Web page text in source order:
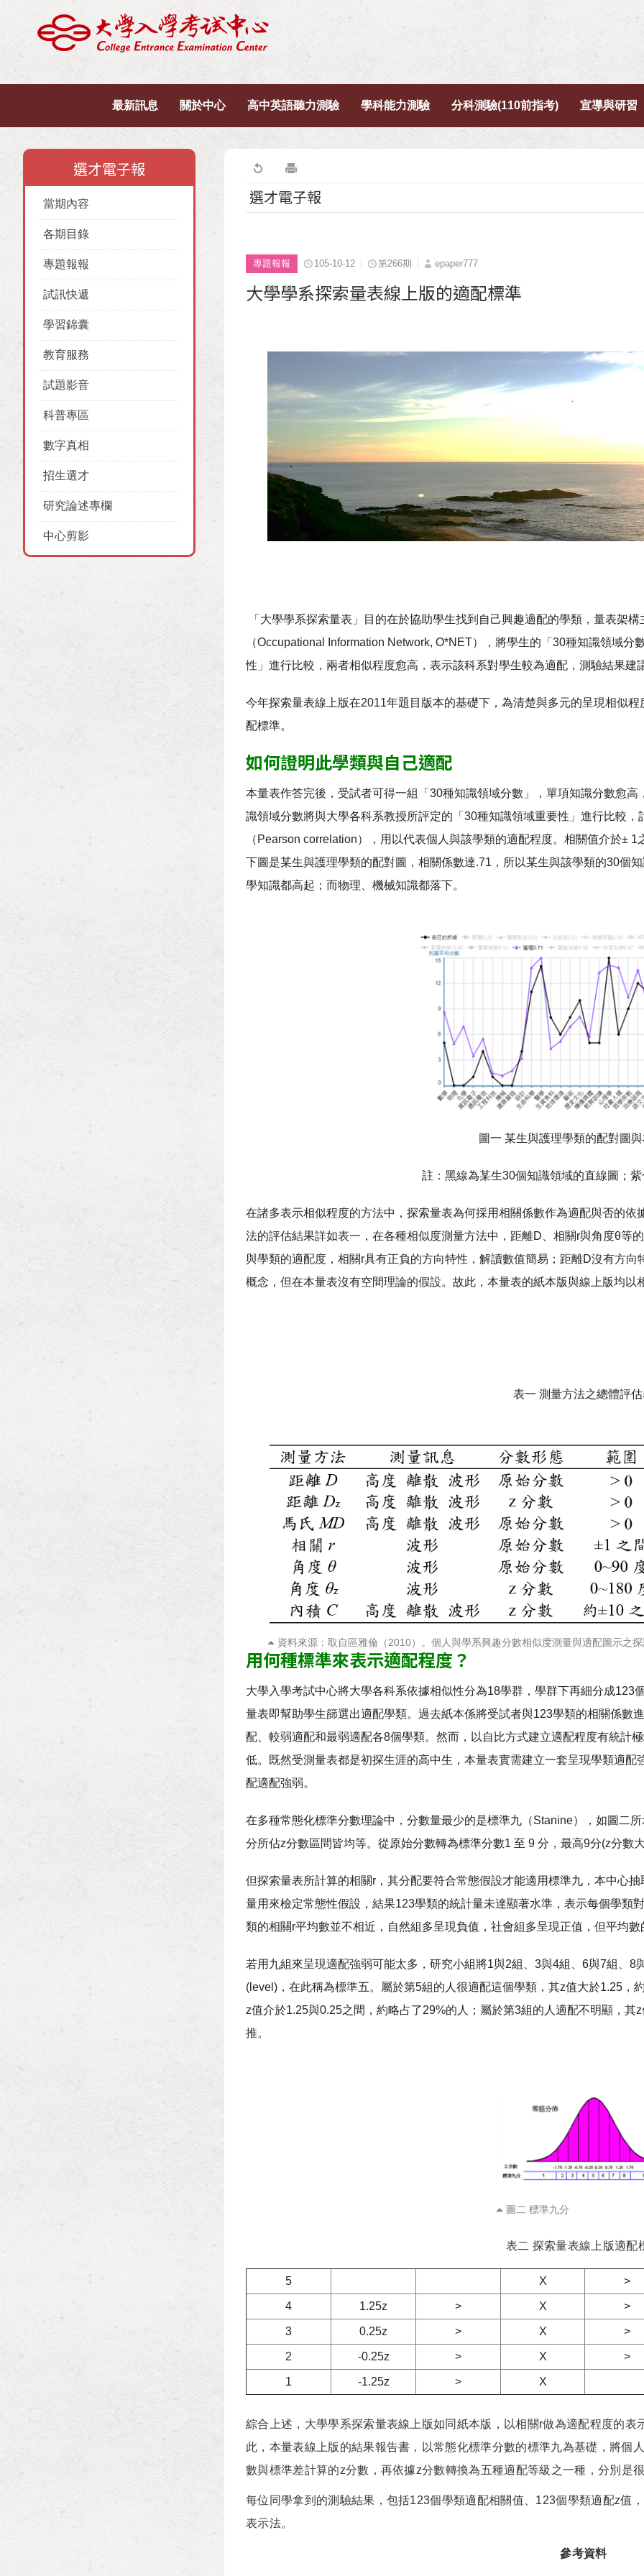
最新訊息 關於中心 高中英語聽力測驗 學科能力測驗 分科測驗(110前指考) 宣導與研習
選才電子報
當期內容
各期目錄
專題報報
試訊快遞
學習錦囊
教育服務
試題影音
科普專區
數字真相
招生選才
研究論述專欄
中心剪影
選才電子報
專題報報 105-10-12 第266期 epaper777
大學學系探索量表線上版的適配標準
「大學學系探索量表」目的在於協助學生找到自己興趣適配的學類，量表架
（Occupational Information Network, O*NET），將學生的「30種知識領域
性」進行比較，兩者相似程度愈高，表示該科系對學生較為適配，測驗結果
今年探索量表線上版在2011年題目版本的基礎下，為清楚與多元的呈現相似
配標準。
如何證明此學類與自己適配
本量表作答完後，受試者可得一組「30種知識領域分數」，單項知識分數愈
識領域分數將與大學各科系教授所評定的「30種知識領域重要性」進行比較
（Pearson correlation），用以代表個人與該學類的適配程度。相關值介於±
下圖是某生與護理學類的配對圖，相關係數達.71，所以某生與該學類的30個
學知識都高起；而物理、機械知識都落下。
圖一 某生與護理學類的配對圖
註：黑線為某生30個知識領域的直線圖；
在諸多表示相似程度的方法中，探索量表為何採用相關係數作為適配與否的
法的評估結果詳如表一，在各種相似度測量方法中，距離D、相關r與角度θ等
與學類的適配度，相關r具有正負的方向特性，解讀數值簡易；距離D沒有方
概念，但在本量表沒有空間理論的假設。故此，本量表的紙本版與線上版均以
表一 測量方法之總體評
資料來源：取自區雅倫（2010）。個人與學系興趣分數相似度測量與適配圖示之
用何種標準來表示適配程度？
大學入學考試中心將大學各科系依據相似性分為18學群，學群下再細分成123
量表即幫助學生篩選出適配學類。過去紙本係將受試者與123學類的相關係數
配、較弱適配和最弱適配各8個學類。然而，以自比方式建立適配程度有統計
低。既然受測量表都是初探生涯的高中生，本量表實需建立一套呈現學類適
配適配強弱。
在多種常態化標準分數理論中，分數量最少的是標準九（Stanine），如圖二
分所佔z分數區間皆均等。從原始分數轉為標準分數1 至 9 分，最高9分(z分數
但探索量表所計算的相關r，其分配要符合常態假設才能適用標準九，本中心
量用來檢定常態性假設，結果123學類的統計量未達顯著水準，表示每個學類
類的相關r平均數並不相近，自然組多呈現負值，社會組多呈現正值，但平均
若用九組來呈現適配強弱可能太多，研究小組將1與2組、3與4組、6與7組、
(level)，在此稱為標準五。屬於第5組的人很適配這個學類，其z值大於1.25，
z值介於1.25與0.25之間，約略占了29%的人；屬於第3組的人適配不明顯，
推。
圖二 標準九分
表二 探索量表線上版適配
5 X >
4 1.25z > X >
3 0.25z > X >
2 -0.25z > X >
1 -1.25z > X
綜合上述，大學學系探索量表線上版如同紙本版，以相關r做為適配程度的
此，本量表線上版的結果報告書，以常態化標準分數的標準九為基礎，將個
數與標準差計算的z分數，再依據z分數轉換為五種適配等級之一種，分別是
每位同學拿到的測驗結果，包括123個學類適配相關值、123個學類適配z值
表示法。
參考資料